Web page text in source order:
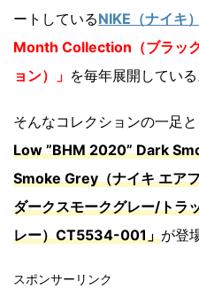
ートしているNIKE（ナイキ）
Month Collection（ブラッ
ョン）」 を毎年展開している
そんなコレクションの一足
Low ”BHM 2020” Dark
Smoke Grey（ナイキ エア
ダークスモークグレー/トラ
レー）CT5534-001」が登
スポンサーリンク